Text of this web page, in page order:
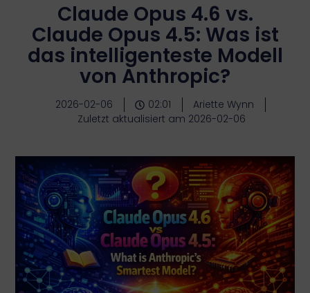
Claude Opus 4.6 vs.
Claude Opus 4.5: Was ist
das intelligenteste Modell
von Anthropic?
2026-02-06 02:01
Ariette Wynn
Zuletzt aktualisiert am 2026-02-06